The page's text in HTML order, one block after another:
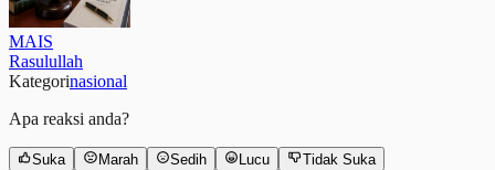
MAIS
Rasulullah
Kategorinasional
Apa reaksi anda?
Suka Marah Sedih Lucu Tidak Suka